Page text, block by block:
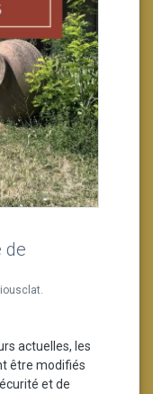
de
actuelles, les
être modifiés
et de